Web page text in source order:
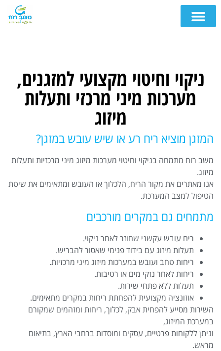
ניקוי וחיטוי מקצועי למזגנים,
מערכות מיני מרכזי ותעלות
מיזוג
המזגן מוציא ריח רע או שיש עובש במזגן?
משב רוח מתמחה בניקוי וחיטוי מערכות מיזוג מיני מרכזיות ותעלות
מיזוג.
אנו מאתרים את מקור הריח, הלכלוך או העובש ומתאימים את שיטת
הטיפול למצב המערכת.
מתמחים גם במקרים מורכבים
ריח עובש עקשני שחוזר לאחר ניקוי.
תעלות מיזוג עם בידוד פנימי שאסור להבריש.
ריחות טחב ועובש במערכות מיזוג מיני מרכזיות.
ריחות לאחר נזקי מים או רטיבות.
תעלות ללא פתחי שירות.
אוזונציה מקצועית להפחתת ריחות במקרים מתאימים.
השירות מסייע להפחית אבק, לכלוך, ריחות ומזהמים שמקורם
במערכת המיזוג,
וניתן ללקוחות פרטיים, עסקים ומוסדות ברחבי הארץ, בתיאום
מראש.